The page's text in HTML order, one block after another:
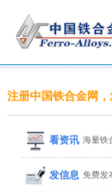
注册中国铁合金网
看资讯 海量铁
发信息 免费发